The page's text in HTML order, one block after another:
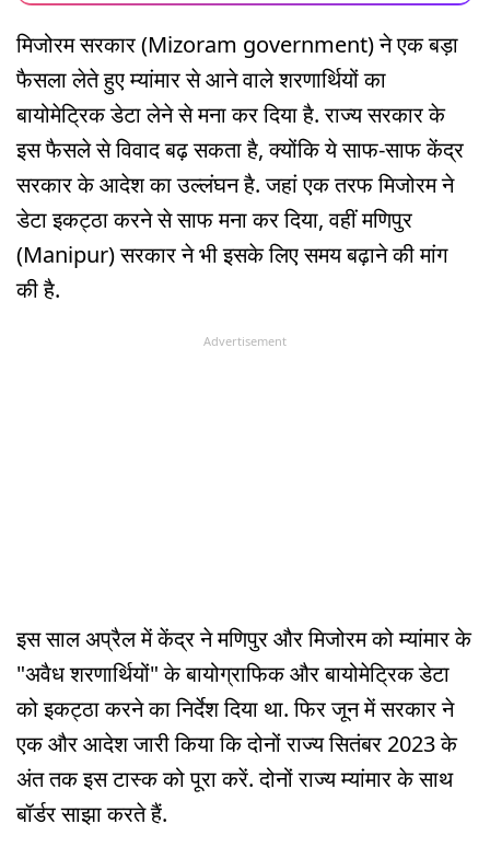
मिजोरम सरकार (Mizoram government) ने एक बड़ा
फैसला लेते हुए म्यांमार से आने वाले शरणार्थियों का
बायोमेट्रिक डेटा लेने से मना कर दिया है. राज्य सरकार के
इस फैसले से विवाद बढ़ सकता है, क्योंकि ये साफ-साफ केंद्र
सरकार के आदेश का उल्लंघन है. जहां एक तरफ मिजोरम ने
डेटा इकट्ठा करने से साफ मना कर दिया, वहीं मणिपुर
(Manipur) सरकार ने भी इसके लिए समय बढ़ाने की मांग
की है.
Advertisement
इस साल अप्रैल में केंद्र ने मणिपुर और मिजोरम को म्यांमार के
"अवैध शरणार्थियों" के बायोग्राफिक और बायोमेट्रिक डेटा
को इकट्ठा करने का निर्देश दिया था. फिर जून में सरकार ने
एक और आदेश जारी किया कि दोनों राज्य सितंबर 2023 के
अंत तक इस टास्क को पूरा करें. दोनों राज्य म्यांमार के साथ
बॉर्डर साझा करते हैं.